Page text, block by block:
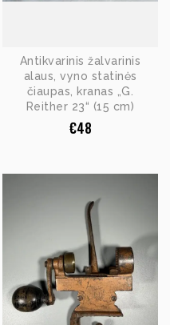
Antikvarinis žalvarinis
alaus, vyno statinės
čiaupas, kranas „G.
Reither 23“ (15 cm)
€48